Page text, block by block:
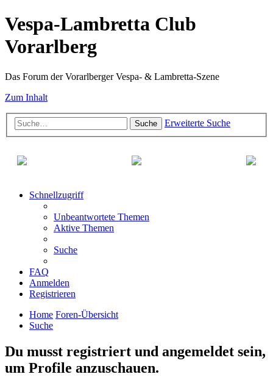
Vespa-Lambretta Club
Vorarlberg
Das Forum der Vorarlberger Vespa- & Lambretta-Szene
Zum Inhalt
Suche Erweiterte Suche
Schnellzugriff
Unbeantwortete Themen
Aktive Themen
Suche
FAQ
Anmelden
Registrieren
Home Foren-Übersicht
Suche
Du musst registriert und angemeldet sein,
um Profile anzuschauen.